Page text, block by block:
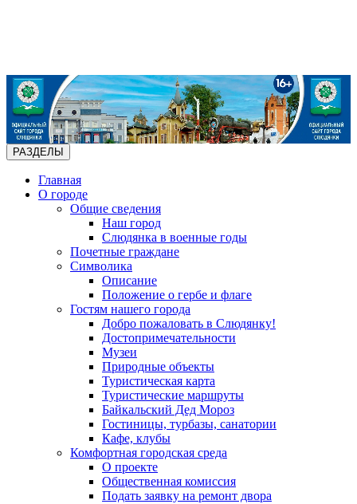
РАЗДЕЛЫ
Главная
О городе
Общие сведения
Наш город
Слюдянка в военные годы
Почетные граждане
Символика
Описание
Положение о гербе и флаге
Гостям нашего города
Добро пожаловать в Слюдянку!
Достопримечательности
Музеи
Природные объекты
Туристическая карта
Туристические маршруты
Байкальский Дед Мороз
Гостиницы, турбазы, санатории
Кафе, клубы
Комфортная городская среда
О проекте
Общественная комиссия
Подать заявку на ремонт двора